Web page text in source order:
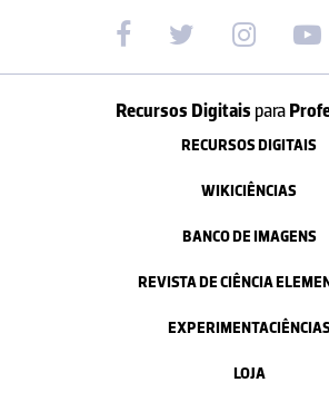
Recursos Digitais para
RECURSOS DIGITAIS
WIKICIÊNCIAS
BANCO DE IMAGENS
REVISTA DE CIÊNCIA
LOJA